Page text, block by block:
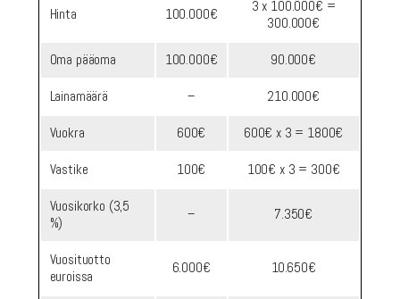
Hinta 100.000€
3 x 100.000€ =
300.000€
Oma pääoma 100.000€ 90.000€
Lainamäärä – 210.000€
Vuokra 600€ 600€ x 3 = 1800€
Vastike 100€ 100€ x 3 = 300€
Vuosikorko (3,5
%)
– 7.350€
Vuosituotto
euroissa
6.000€ 10.650€